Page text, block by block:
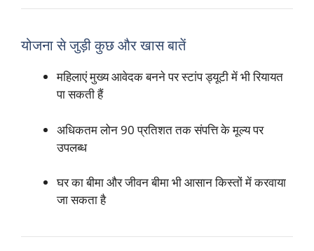
योजना से जुड़ी कुछ और खास बातें
महिलाएं मुख्य आवेदक बनने पर स्टांप ड्यूटी में भी रियायत
पा सकती हैं
अधिकतम लोन 90 प्रतिशत तक संपत्ति के मूल्य पर
उपलब्ध
घर का बीमा और जीवन बीमा भी आसान किस्तों में करवाया
जा सकता है